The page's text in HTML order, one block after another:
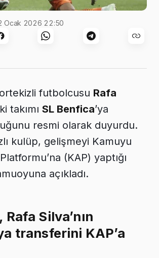
Ocak 2026 22:50
futbolcusu Rafa
takımı SL Benfica’ya
resmi olarak duyurdu.
kulüp, gelişmeyi Kamuyu
(KAP) yaptığı
açıkladı.
Silva’nın
transferini KAP’a